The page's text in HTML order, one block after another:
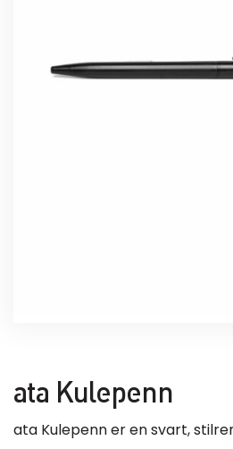
ata Kulepenn
ata Kulepenn er en svart,